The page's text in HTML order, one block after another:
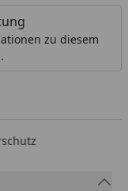
zu diesem